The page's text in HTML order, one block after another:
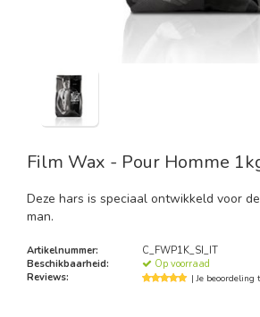
Film Wax - Pour Homme
Deze hars is speciaal ontwikkeld voor de
man.
Artikelnummer:
C_FWP1K_SI_IT
Beschikbaarheid:
Op voorraad
Reviews:
| Je beoordeling